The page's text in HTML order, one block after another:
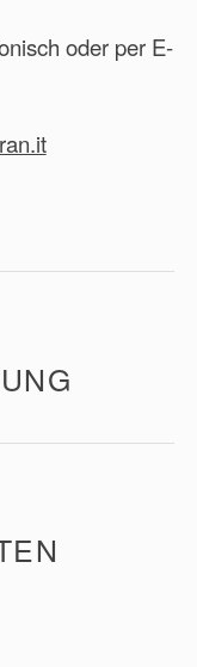
oder per E-
sind weitere